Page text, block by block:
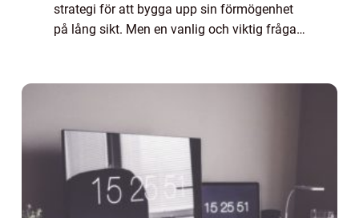
strategi för att bygga upp sin förmögenhet
på lång sikt. Men en vanlig och viktig fråga